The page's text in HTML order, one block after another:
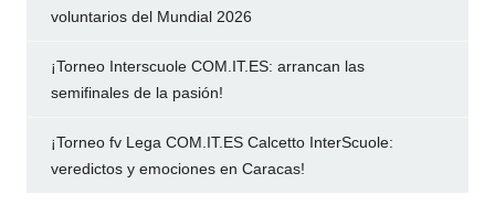
voluntarios del Mundial 2026
¡Torneo Interscuole COM.IT.ES: arrancan las
semifinales de la pasión!
¡Torneo fv Lega COM.IT.ES Calcetto InterScuole:
veredictos y emociones en Caracas!